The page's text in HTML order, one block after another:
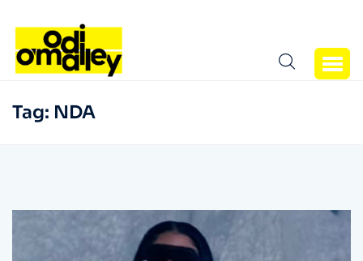
Tag: NDA